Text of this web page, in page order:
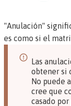
"Anulación"
es como si el
Las
obtener si
No puede
cree que
casado